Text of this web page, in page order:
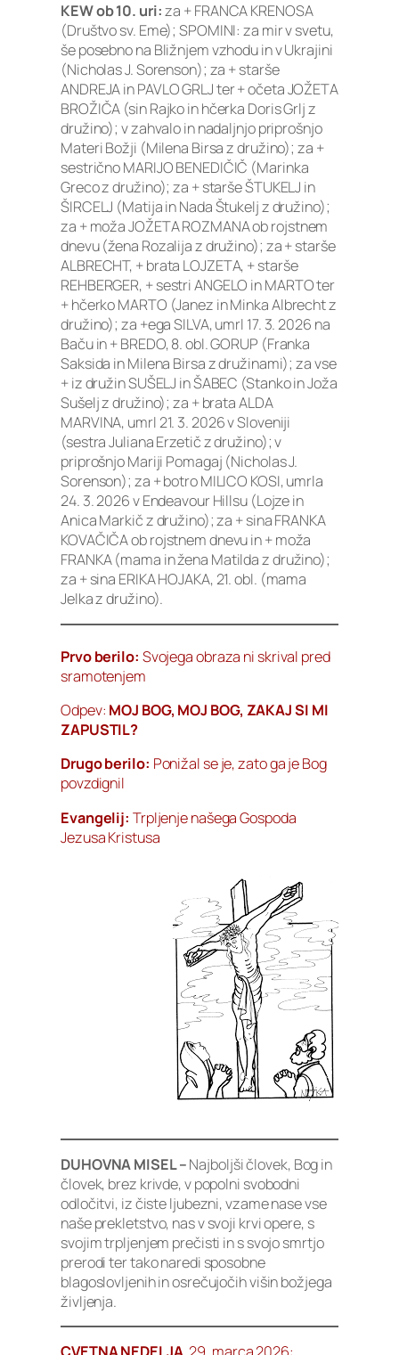
KEW ob 10. uri:za + FRANCA KRENOSA
(Društvo sv. Eme); SPOMINI: za mir v svetu,
še posebno na Bližnjem vzhodu in v Ukrajini
(Nicholas J. Sorenson); za + starše
ANDREJA in PAVLO GRLJ ter + očeta JOŽETA
BROŽIČA (sin Rajko in hčerka Doris Grlj z
družino); v zahvalo in nadaljnjo priprošnjo
Materi Božji (Milena Birsa z družino); za +
sestrično MARIJO BENEDIČIČ (Marinka
Greco z družino); za + starše ŠTUKELJ in
ŠIRCELJ (Matija in Nada Štukelj z družino);
za + moža JOŽETA ROZMANA ob rojstnem
dnevu (žena Rozalija z družino); za + starše
ALBRECHT, + brata LOJZETA, + starše
REHBERGER, + sestri ANGELO in MARTO ter
+ hčerko MARTO (Janez in Minka Albrecht z
družino); za +ega SILVA, umrl 17. 3. 2026 na
Baču in + BREDO, 8. obl. GORUP (Franka
Saksida in Milena Birsa z družinami); za vse
+ iz družin SUŠELJ in ŠABEC (Stanko in Joža
Sušelj z družino); za + brata ALDA
MARVINA, umrl 21. 3. 2026 v Sloveniji
(sestra Juliana Erzetič z družino); v
priprošnjo Mariji Pomagaj (Nicholas J.
Sorenson); za + botro MILICO KOSI, umrla
24. 3. 2026 v Endeavour Hillsu (Lojze in
Anica Markič z družino); za + sina FRANKA
KOVAČIČA ob rojstnem dnevu in + moža
FRANKA (mama in žena Matilda z družino);
za + sina ERIKA HOJAKA, 21. obl. (mama
Jelka z družino).
Prvo berilo: Svojega obraza ni skrival pred
sramotenjem
Odpev: MOJ BOG, MOJ BOG, ZAKAJ SI MI
ZAPUSTIL?
Drugo berilo: Ponižal se je, zato ga je Bog
povzdignil
Evangelij: Trpljenje našega Gospoda
Jezusa Kristusa
DUHOVNA MISEL –Najboljši človek, Bog in
človek, brez krivde, v popolni svobodni
odločitvi, iz čiste ljubezni, vzame nase vse
naše prekletstvo, nas v svoji krvi opere, s
svojim trpljenjem prečisti in s svojo smrtjo
prerodi ter tako naredi sposobne
blagoslovljenih in osrečujočih višin božjega
življenja.